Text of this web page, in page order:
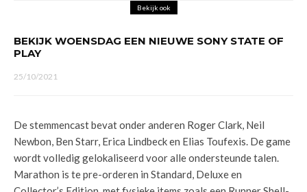
Bekijk ook
BEKIJK WOENSDAG EEN NIEUWE SONY STATE OF
PLAY
25/10/2021
De stemmencast bevat onder anderen Roger Clark, Neil
Newbon, Ben Starr, Erica Lindbeck en Elias Toufexis. De game
wordt volledig gelokaliseerd voor alle ondersteunde talen.
Marathon is te pre-orderen in Standard, Deluxe en